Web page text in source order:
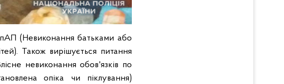
(Невиконання батьками або
Також вирішується питання
невиконання обов'язків по
опіка чи піклування)